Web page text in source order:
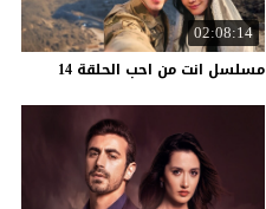
02:08:14
مسلسل انت من احب الحلقة 14